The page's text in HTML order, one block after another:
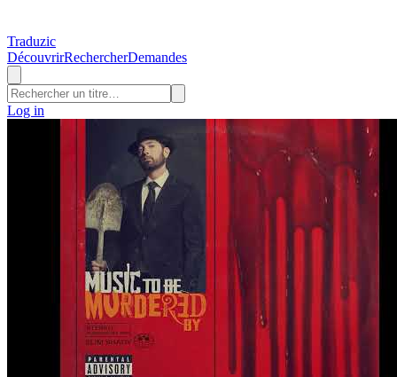
Traduzic
DécouvrirRechercherDemandes
Log in